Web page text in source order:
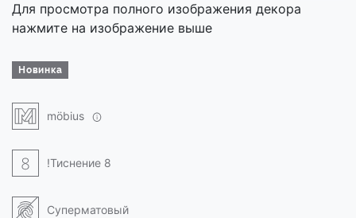
Для просмотра полного изображения декора
нажмите на изображение выше
Новинка
möbius
!Тиснение 8
Суперматовый